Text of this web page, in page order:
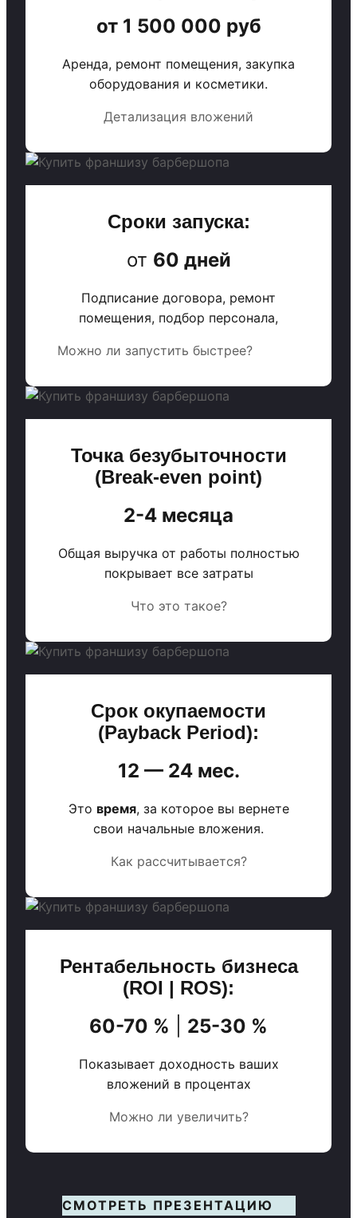
от 1 500 000 руб
Аренда, ремонт помещения, закупка
оборудования и косметики.
Детализация вложений
Сроки запуска:
от 60 дней
Подписание договора, ремонт
помещения, подбор персонала,
Можно ли запустить быстрее?
Точка безубыточности
(Break-even point)
2-4 месяца
Общая выручка от работы полностью
покрывает все затраты
Что это такое?
Срок окупаемости
(Payback Period):
12 — 24 мес.
Это время, за которое вы вернете
свои начальные вложения.
Как рассчитывается?
Рентабельность бизнеса
(ROI | ROS):
60-70 % 25-30 %
Показывает доходность ваших
вложений в процентах
Можно ли увеличить?
СМОТРЕТЬ ПРЕЗЕНТАЦИЮ